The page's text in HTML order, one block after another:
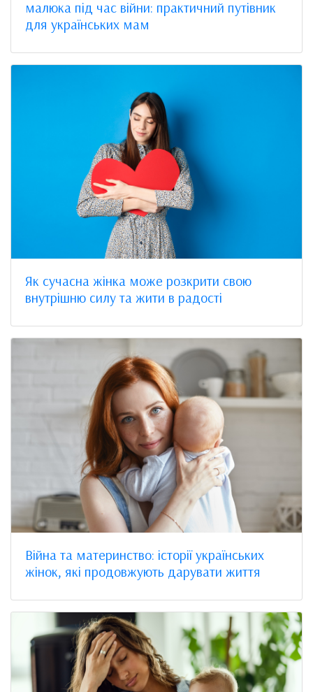
малюка під час війни: практичний путівник
для українських мам
Як сучасна жінка може розкрити свою
внутрішню силу та жити в радості
Війна та материнство: історії українських
жінок, які продовжують дарувати життя